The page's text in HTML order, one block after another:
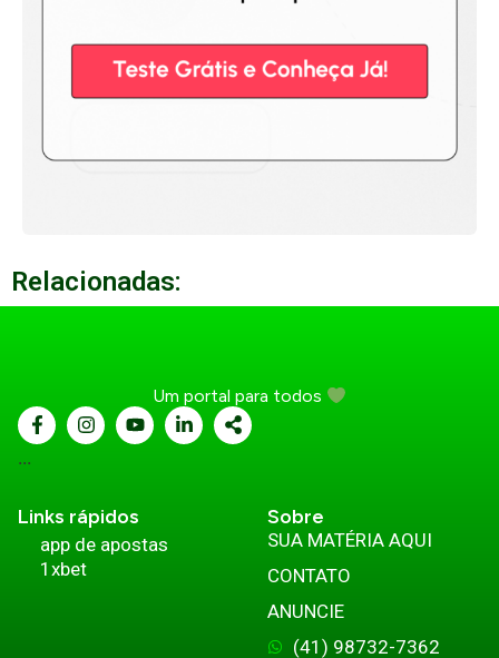
Relacionadas:
Um portal para todos
...
Links rápidos
app de apostas
1xbet
Sobre
SUA MATÉRIA AQUI
CONTATO
ANUNCIE
(41) 98732-7362